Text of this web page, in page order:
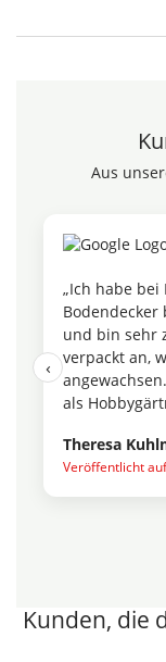
Aus
„Ich habe
Bodendecker
und bin sehr
verpackt an,
als
Theresa
Veröffentlicht
‹
Kunden, die